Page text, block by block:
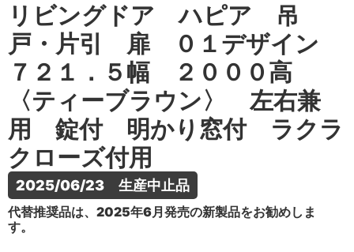
リビングドア ハピア 吊
戸・片引 扉 ０１デザイン
７２１．５幅 ２０００高
〈ティーブラウン〉 左右兼
用 錠付 明かり窓付 ラクラ
クローズ付用
2025/06/23　生産中止品
代替推奨品は、2025年6月発売の新製品をお勧めしま
す。